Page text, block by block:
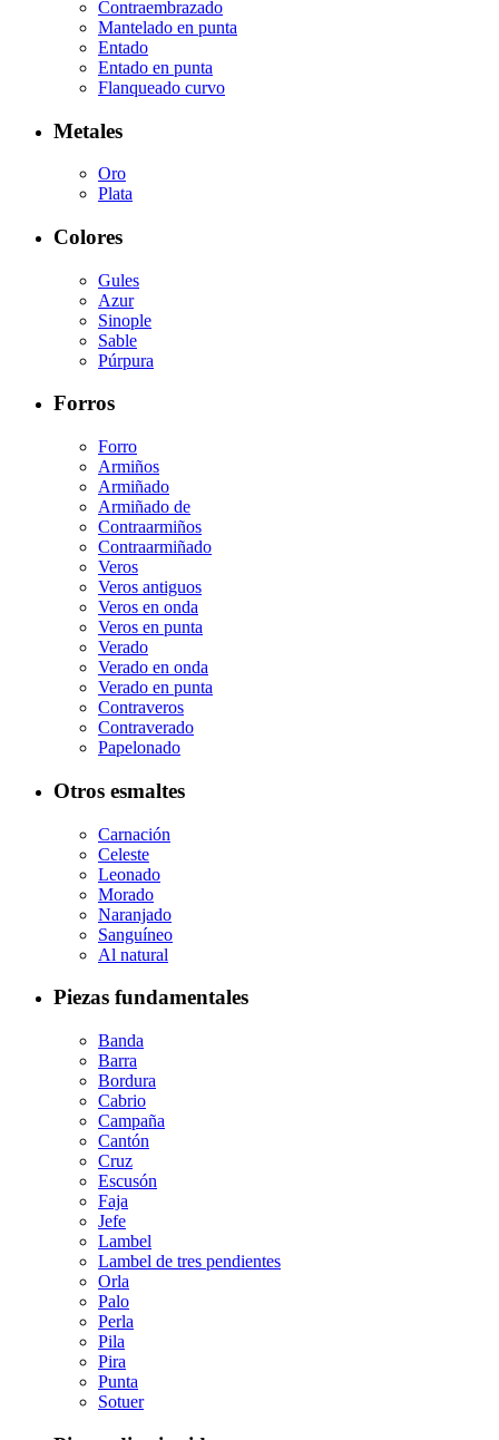
Contraembrazado
Mantelado en punta
Entado
Entado en punta
Flanqueado curvo
Metales
Oro
Plata
Colores
Gules
Azur
Sinople
Sable
Púrpura
Forros
Forro
Armiños
Armiñado
Armiñado de
Contraarmiños
Contraarmiñado
Veros
Veros antiguos
Veros en onda
Veros en punta
Verado
Verado en onda
Verado en punta
Contraveros
Contraverado
Papelonado
Otros esmaltes
Carnación
Celeste
Leonado
Morado
Naranjado
Sanguíneo
Al natural
Piezas fundamentales
Banda
Barra
Bordura
Cabrio
Campaña
Cantón
Cruz
Escusón
Faja
Jefe
Lambel
Lambel de tres pendientes
Orla
Palo
Perla
Pila
Pira
Punta
Sotuer